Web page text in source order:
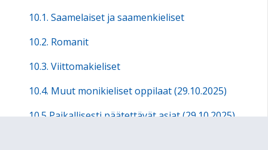
10.1. Saamelaiset ja saamenkieliset
10.2. Romanit
10.3. Viittomakieliset
10.4. Muut monikieliset oppilaat (29.10.2025)
10.5 Paikallisesti päätettävät asiat (29.10.2025)